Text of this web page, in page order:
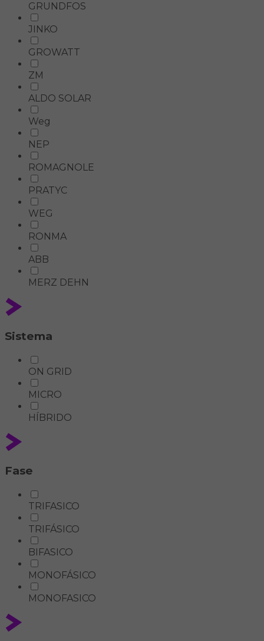
GRUNDFOS
JINKO
GROWATT
ZM
ALDO SOLAR
Weg
NEP
ROMAGNOLE
PRATYC
WEG
RONMA
ABB
MERZ DEHN
Sistema
ON GRID
MICRO
HÍBRIDO
Fase
TRIFASICO
TRIFÁSICO
BIFASICO
MONOFÁSICO
MONOFASICO